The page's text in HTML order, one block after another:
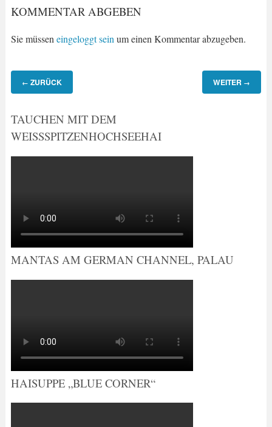
KOMMENTAR ABGEBEN
Sie müssen eingeloggt sein um einen Kommentar abzugeben.
← ZURÜCK WEITER →
TAUCHEN MIT DEM
WEISSSPITZENHOCHSEEHAI
MANTAS AM GERMAN CHANNEL, PALAU
HAISUPPE „BLUE CORNER“